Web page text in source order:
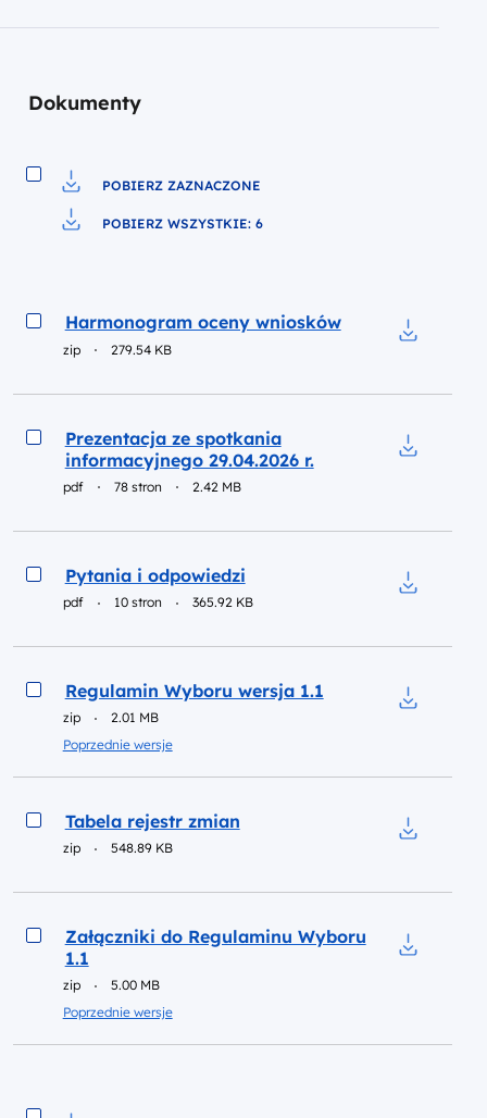
Dokumenty
Pobierz do pliku
POBIERZ ZAZNACZONE
POBIERZ WSZYSTKIE: 6
Podgląd
Harmonogram oceny wniosków
zip 279.54 KB
Podgląd
Prezentacja ze spotkania
informacyjnego 29.04.2026 r.
pdf 78 stron 2.42 MB
Podgląd
Pytania i odpowiedzi
pdf 10 stron 365.92 KB
Podgląd
Regulamin Wyboru wersja 1.1
zip
2.01 MB
Poprzednie wersje
Podgląd
Tabela rejestr zmian
zip 548.89 KB
Podgląd
Załączniki do Regulaminu Wyboru
1.1
zip
5.00 MB
Poprzednie wersje